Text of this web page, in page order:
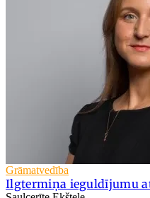
Grāmatvedība
Ilgtermiņa ieguldījumu